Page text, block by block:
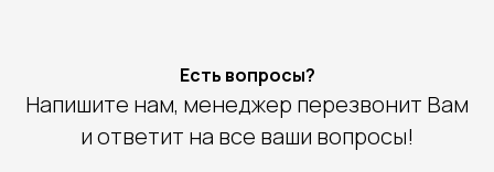
Есть вопросы?
Напишите нам, менеджер перезвонит Вам
и ответит на все ваши вопросы!